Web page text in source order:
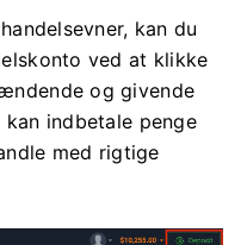
kan du
ved at klikke
og givende
indbetale penge
med rigtige